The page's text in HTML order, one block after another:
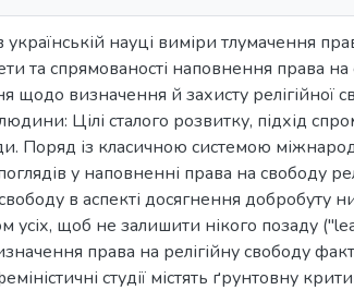
українській науці виміри тлумачення
та спрямованості наповнення права на
щодо визначення й захисту релігійної
Цілі сталого розвитку, підхід
Поряд із класичною системою
у наповненні права на свободу
в аспекті досягнення добробуту
усіх, щоб не залишити нікого позаду
права на релігійну свободу
студії містять ґрунтовну